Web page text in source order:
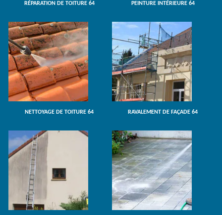
RÉPARATION DE TOITURE 64 PEINTURE INTÉRIEURE 64
NETTOYAGE DE TOITURE 64 RAVALEMENT DE FAÇADE 64